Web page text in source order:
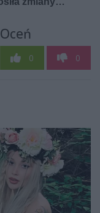
Oceń
0 0